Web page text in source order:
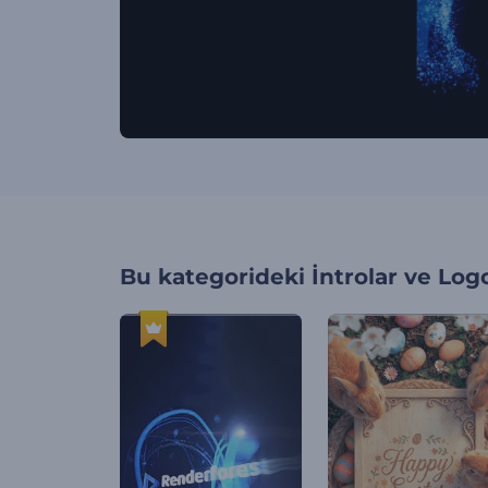
Bu kategorideki İntrolar ve